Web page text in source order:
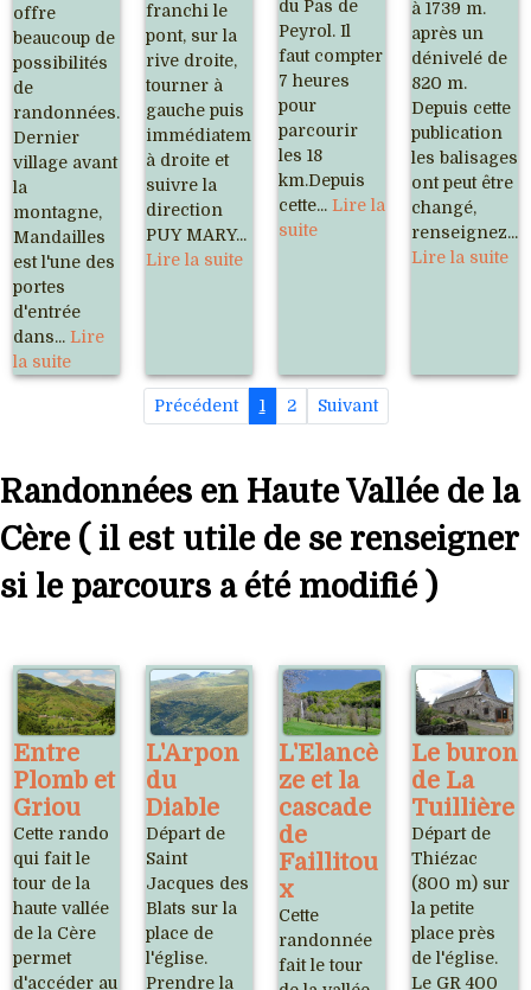
offre
beaucoup de
possibilités
de
randonnées.
Dernier
village avant
la
montagne,
Mandailles
est l'une des
portes
d'entrée
dans... Lire
la suite
franchi le
pont, sur la
rive droite,
tourner à
gauche puis
immédiatement
à droite et
suivre la
direction
PUY MARY...
Lire la suite
du Pas de
Peyrol. Il
faut compter
7 heures
pour
parcourir
les 18
km.Depuis
cette... Lire la
suite
à 1739 m.
après un
dénivelé de
820 m.
Depuis cette
publication
les balisages
ont peut être
changé,
renseignez...
Lire la suite
Précédent 1 2 Suivant
Randonnées en Haute Vallée de la
Cère ( il est utile de se renseigner
si le parcours a été modifié )
Entre
Plomb et
Griou
Cette rando
qui fait le
tour de la
haute vallée
de la Cère
permet
d'accéder au
L'Arpon
du
Diable
Départ de
Saint
Jacques des
Blats sur la
place de
l'église.
Prendre la
L'Elancè
ze et la
cascade
de
Faillitou
x
Cette
randonnée
fait le tour
Le buron
de La
Tuillière
Départ de
Thiézac
(800 m) sur
la petite
place près
de l'église.
Le GR 400